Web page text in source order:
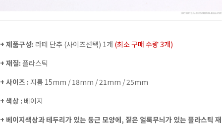
+ 제품구성: 라떼 단추 (사이즈선택) 1개 (최소 구매 수량 3개)
+ 재질: 플라스틱
+ 사이즈 : 지름 15mm / 18mm / 21mm / 25mm
+ 색상 : 베이지
+ 베이지색상과 테두리가 있는 둥근 모양에, 짙은 얼룩무늬가 있는 플라스틱 재